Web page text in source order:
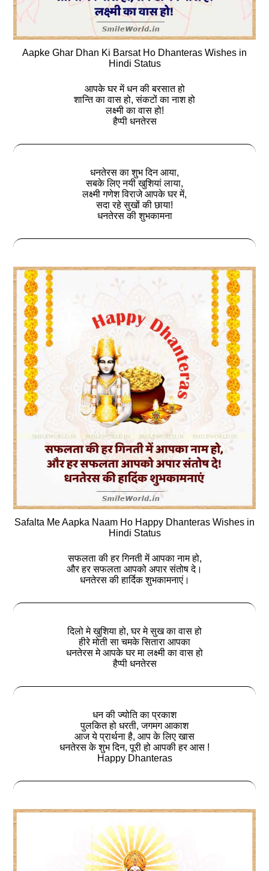
Aapke Ghar Dhan Ki Barsat Ho Dhanteras Wishes in
Hindi Status
आपके घर में धन की बरसात हो
शान्ति का वास हो, संकटों का नाश हो
लक्ष्मी का वास हो!
हैप्पी धनतेरस
धनतेरस का शुभ दिन आया,
सबके लिए नयी खुशियां लाया,
लक्ष्मी गणेश विराजे आपके घर में,
सदा रहे सुखों की छाया!
धनतेरस की शुभकामना
Safalta Me Aapka Naam Ho Happy Dhanteras Wishes in
Hindi Status
सफलता की हर गिनती में आपका नाम हो,
और हर सफलता आपको अपार संतोष दे।
धनतेरस की हार्दिक शुभकामनाएं।
दिलो मे खुशिया हो, घर मे सुख का वास हो
हीरे मोती सा चमके सितारा आपका
धनतेरस मे आपके घर मा लक्ष्मी का वास हो
हैप्पी धनतेरस
धन की ज्योति का प्रकाश
पुलकित हो धरती, जगमग आकाश
आज ये प्रार्थना है, आप के लिए खास
धनतेरस के शुभ दिन, पूरी हो आपकी हर आस !
Happy Dhanteras